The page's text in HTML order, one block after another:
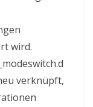
wird.
verknüpft,